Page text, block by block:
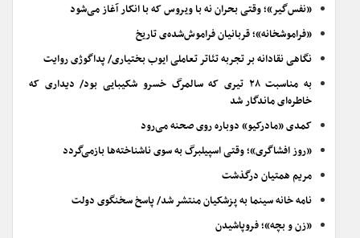
«نفس‌گیر»؛ وقتی بحران نه با ویروس که با انکار آغاز می‌شود
«فراموشخانه»؛ قربانیان فراموش‌شده‌ی تاریخ
نگاهی نقادانه بر تجربه تئاتر تعاملی ایوب بختیاری/ پداگوژی روایت
به مناسبت ۲۸ تیری که سالمرگ خسرو شکیبایی بود/ دیداری که
خاطره‌ای ماندگار شد
کمدی «مادرکیو» دوباره روی صحنه می‌رود
«روز افشاگری»؛ وقتی اسپیلبرگ به سوی ناشناخته‌ها بازمی‌گردد
مریم همتیان درگذشت
نامه خانه سینما به پزشکیان منتشر شد/ پاسخ سخنگوی دولت
«زن و بچه»؛ فروپاشیدن